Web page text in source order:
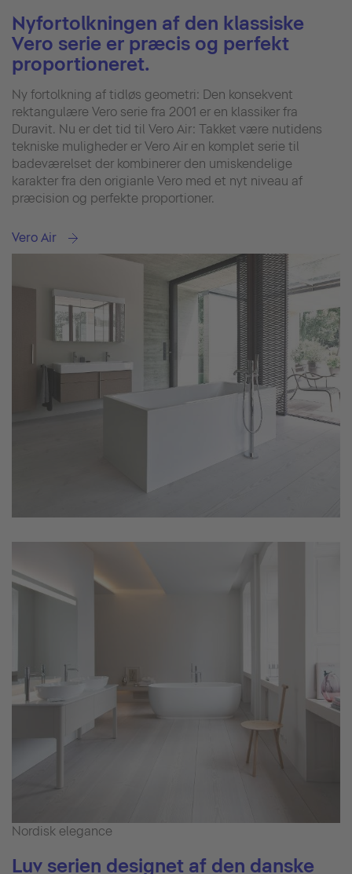
Nyfortolkningen af den klassiske
Vero serie er præcis og perfekt
proportioneret.
Ny fortolkning af tidløs geometri: Den konsekvent
rektangulære Vero serie fra 2001 er en klassiker fra
Duravit. Nu er det tid til Vero Air: Takket være nutidens
tekniske muligheder er Vero Air en komplet serie til
badeværelset der kombinerer den umiskendelige
karakter fra den origianle Vero med et nyt niveau af
præcision og perfekte proportioner.
Vero Air
Nordisk elegance
Luv serien designet af den danske